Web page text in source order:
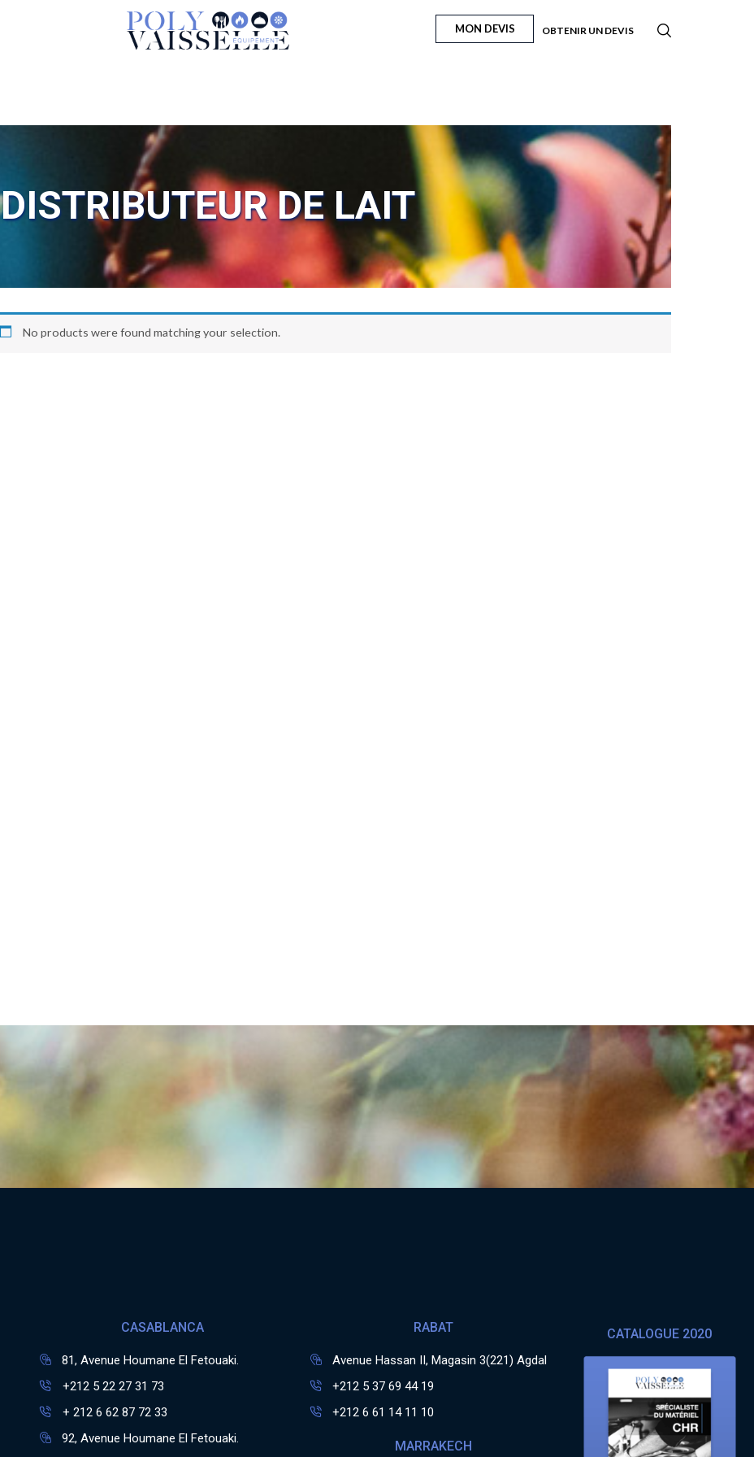
MON DEVIS OBTENIR UN DEVIS
DISTRIBUTEUR DE LAIT
No products were found matching your selection.
CASABLANCA
81, Avenue Houmane El Fetouaki.
+212 5 22 27 31 73
+ 212 6 62 87 72 33
92, Avenue Houmane El Fetouaki.
RABAT
Avenue Hassan II, Magasin 3(221) Agdal
+212 5 37 69 44 19
+212 6 61 14 11 10
MARRAKECH
CATALOGUE 2020